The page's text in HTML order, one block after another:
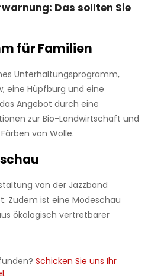
Das sollten Sie
für Familien
Unterhaltungsprogramm,
eine Hüpfburg und eine
Angebot durch eine
zur Bio-Landwirtschaft und
von Wolle.
von der Jazzband
Zudem ist eine Modeschau
ökologisch vertretbarer
Schicken Sie uns Ihr